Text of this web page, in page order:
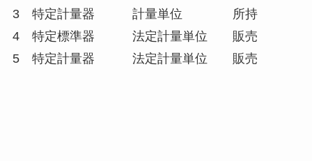
3 特定計量器 計量単位 所持
4 特定標準器 法定計量単位 販売
5 特定計量器 法定計量単位 販売